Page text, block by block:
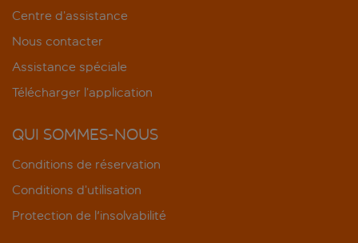
Centre d’assistance
Nous contacter
Assistance spéciale
Télécharger l’application
QUI SOMMES-NOUS
Conditions de réservation
Conditions d’utilisation
Protection de l'insolvabilité